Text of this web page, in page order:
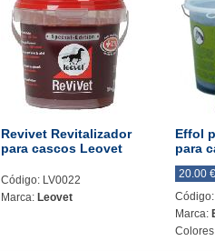
Revivet Revitalizador
para cascos Leovet
Código: LV0022
Marca: Leovet
Effol
para
20.00 €
Marca: